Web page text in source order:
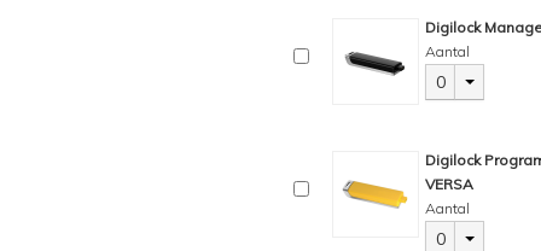
Digilock
Aantal
0
Digilock
VERSA
Aantal
0